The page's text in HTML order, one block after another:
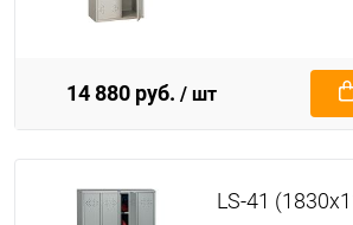
14 880 руб. / шт
LS-41